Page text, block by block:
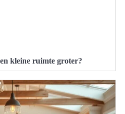
kleine ruimte groter?